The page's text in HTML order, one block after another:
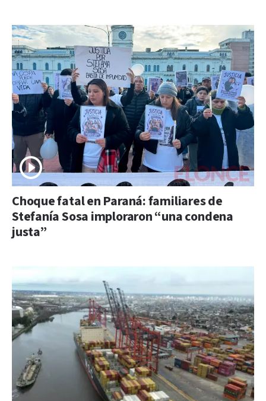
Choque fatal en Paraná: familiares de
Stefanía Sosa imploraron “una condena
justa”